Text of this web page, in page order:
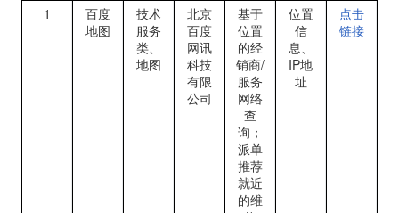
1
百度
地图
技术
服务
类、
地图
北京
百度
网讯
科技
有限
公司
基于
位置
的经
销商/
服务
网络
查
询；
派单
推荐
就近
的维
位置
信
息、
IP地
址
点击
链接